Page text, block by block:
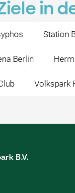
in
Station
Berlin
Volkspark
B.V.